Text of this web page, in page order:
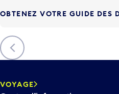
F
è
c
h
v
Précédent
OBTENEZ VOTRE GUIDE DES
VOYAGE